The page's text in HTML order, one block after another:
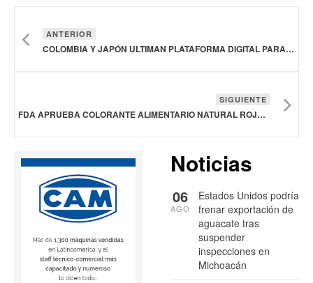
ANTERIOR
COLOMBIA Y JAPÓN ULTIMAN PLATAFORMA DIGITAL PARA CERTIFICAR CARNE SOSTENIBLE
SIGUIENTE
FDA APRUEBA COLORANTE ALIMENTARIO NATURAL ROJO DE REMOLACHA Y AMPLÍA USO DE LA ESPIRULINA
Noticias
Estados Unidos podría
frenar exportación de
aguacate tras
suspender
inspecciones en
Michoacán
06
AGO